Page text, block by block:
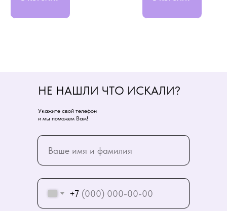
+7
НЕ НАШЛИ ЧТО ИСКАЛИ?
Укажите свой телефон
и мы поможем Вам!